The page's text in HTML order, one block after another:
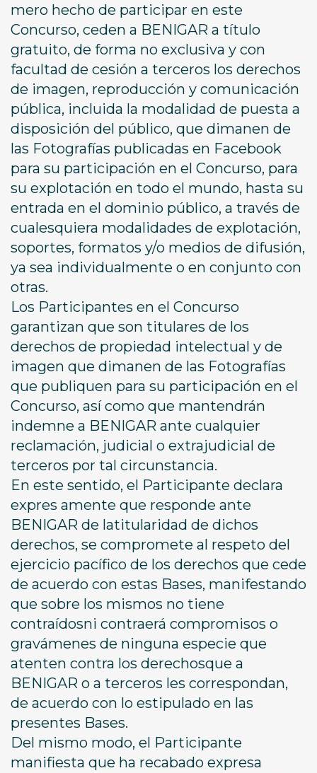
mero hecho de participar en este
Concurso, ceden a BENIGAR a título
gratuito, de forma no exclusiva y con
facultad de cesión a terceros los derechos
de imagen, reproducción y comunicación
pública, incluida la modalidad de puesta a
disposición del público, que dimanen de
las Fotografías publicadas en Facebook
para su participación en el Concurso, para
su explotación en todo el mundo, hasta su
entrada en el dominio público, a través de
cualesquiera modalidades de explotación,
soportes, formatos y/o medios de difusión,
ya sea individualmente o en conjunto con
otras.
Los Participantes en el Concurso
garantizan que son titulares de los
derechos de propiedad intelectual y de
imagen que dimanen de las Fotografías
que publiquen para su participación en el
Concurso, así como que mantendrán
indemne a BENIGAR ante cualquier
reclamación, judicial o extrajudicial de
terceros por tal circunstancia.
En este sentido, el Participante declara
expres amente que responde ante
BENIGAR de latitularidad de dichos
derechos, se compromete al respeto del
ejercicio pacífico de los derechos que cede
de acuerdo con estas Bases, manifestando
que sobre los mismos no tiene
contraídosni contraerá compromisos o
gravámenes de ninguna especie que
atenten contra los derechosque a
BENIGAR o a terceros les correspondan,
de acuerdo con lo estipulado en las
presentes Bases.
Del mismo modo, el Participante
manifiesta que ha recabado expresa